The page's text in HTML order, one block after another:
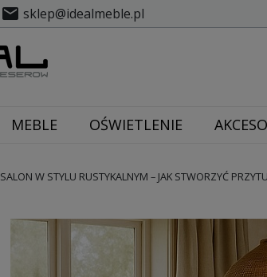
mail sklep@idealmeble.pl
MEBLE OŚWIETLENIE
SALON W STYLU RUSTYKALNYM – JAK STWORZYĆ